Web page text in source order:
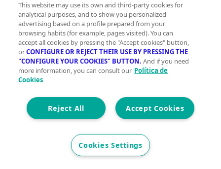
This website may use its own and third-party cookies for
analytical purposes, and to show you personalized
advertising based on a profile prepared from your
browsing habits (for example, pages visited). You can
accept all cookies by pressing the "Accept cookies" button,
orCONFIGURE OR REJECT THEIR USE BY PRESSING THE
"CONFIGURE YOUR COOKIES" BUTTON. And if you need
more information, you can consult our Política de
Cookies
Accept Cookies
Reject All
Cookies Settings